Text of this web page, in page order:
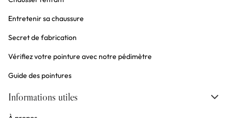
Entretenir sa chaussure
Secret de fabrication
Vérifiez votre pointure avec notre pédimètre
Guide des pointures
Informations utiles